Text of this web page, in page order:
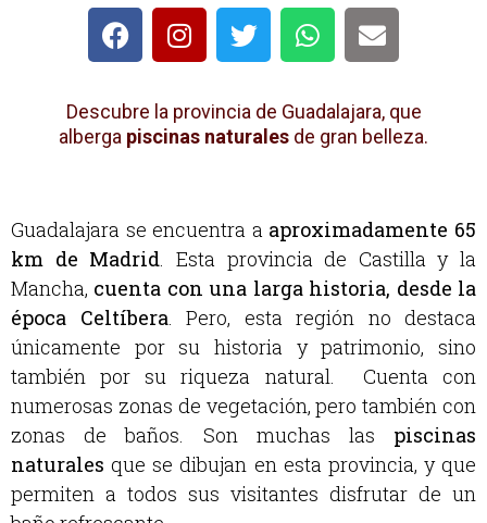
Descubre la provincia de Guadalajara, que
alberga piscinas naturales de gran belleza.
Guadalajara se encuentra a aproximadamente 65
km de Madrid. Esta provincia de Castilla y la
Mancha, cuenta con una larga historia, desde la
época Celtíbera. Pero, esta región no destaca
únicamente por su historia y patrimonio, sino
también por su riqueza natural. Cuenta con
numerosas zonas de vegetación, pero también con
zonas de baños. Son muchas las piscinas
naturales que se dibujan en esta provincia, y que
permiten a todos sus visitantes disfrutar de un